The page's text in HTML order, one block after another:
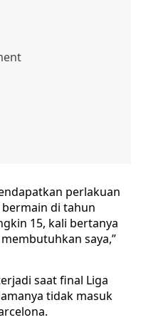
perlakuan
di tahun
15, kali bertanya
saya,”
saat final Liga
tidak masuk